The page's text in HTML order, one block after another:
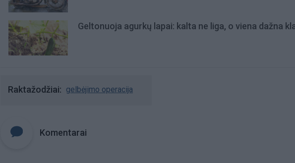
Geltonuoja agurkų lapai: kalta ne liga, o viena dažna
Raktažodžiai gelbėjimo operacija
Komentarai